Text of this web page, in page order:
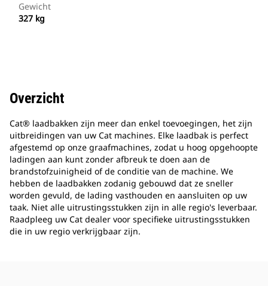
Gewicht
327 kg
Overzicht
Cat® laadbakken zijn meer dan enkel toevoegingen, het zijn
uitbreidingen van uw Cat machines. Elke laadbak is perfect
afgestemd op onze graafmachines, zodat u hoog opgehoopte
ladingen aan kunt zonder afbreuk te doen aan de
brandstofzuinigheid of de conditie van de machine. We
hebben de laadbakken zodanig gebouwd dat ze sneller
worden gevuld, de lading vasthouden en aansluiten op uw
taak. Niet alle uitrustingsstukken zijn in alle regio's leverbaar.
Raadpleeg uw Cat dealer voor specifieke uitrustingsstukken
die in uw regio verkrijgbaar zijn.